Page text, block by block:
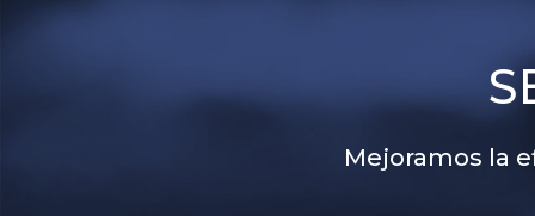
Mejoramos la